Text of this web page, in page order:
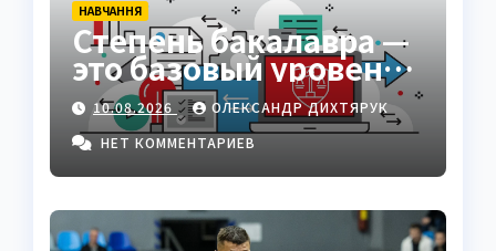
НАВЧАННЯ
Степень бакалавра —
это базовый уровень
высшего образования
10.08.2026
ОЛЕКСАНДР ДИХТЯРУК
НЕТ КОММЕНТАРИЕВ